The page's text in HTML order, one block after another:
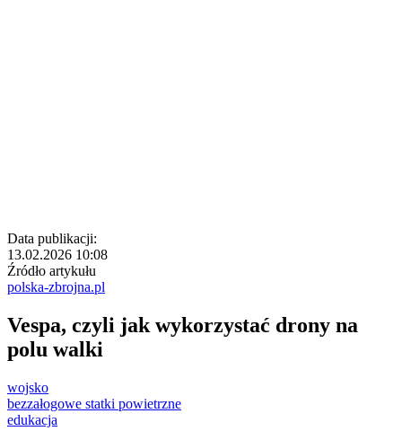
Data publikacji:
13.02.2026 10:08
Źródło artykułu
polska-zbrojna.pl
Vespa, czyli jak wykorzystać drony na
polu walki
wojsko
bezzałogowe statki powietrzne
edukacja